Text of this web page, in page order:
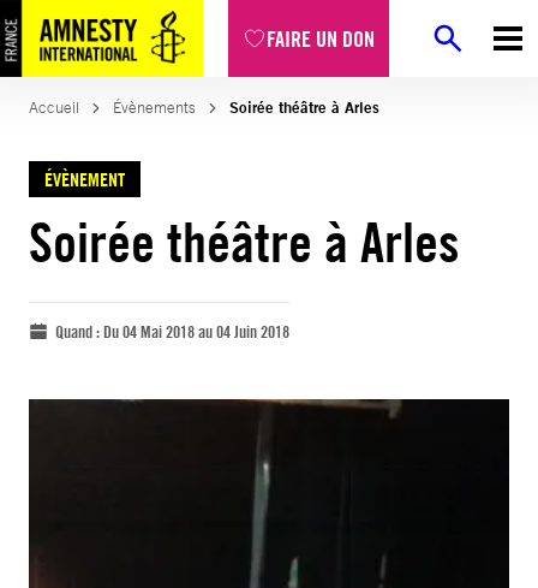
FAIRE UN DON
Accueil Évènements Soirée théâtre à Arles
ÉVÈNEMENT
Soirée théâtre à Arles
Quand :Du 04 Mai 2018 au 04 Juin 2018